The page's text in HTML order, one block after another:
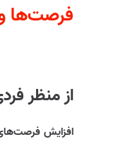
فرصت‌ها و
از منظر
افزایش